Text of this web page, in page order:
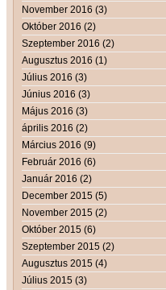
November 2016 (3)
Október 2016 (2)
Szeptember 2016 (2)
Augusztus 2016 (1)
Július 2016 (3)
Június 2016 (3)
Május 2016 (3)
április 2016 (2)
Március 2016 (9)
Február 2016 (6)
Január 2016 (2)
December 2015 (5)
November 2015 (2)
Október 2015 (6)
Szeptember 2015 (2)
Augusztus 2015 (4)
Július 2015 (3)